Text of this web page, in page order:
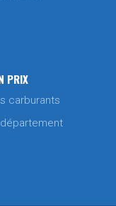
PRIX
carburants